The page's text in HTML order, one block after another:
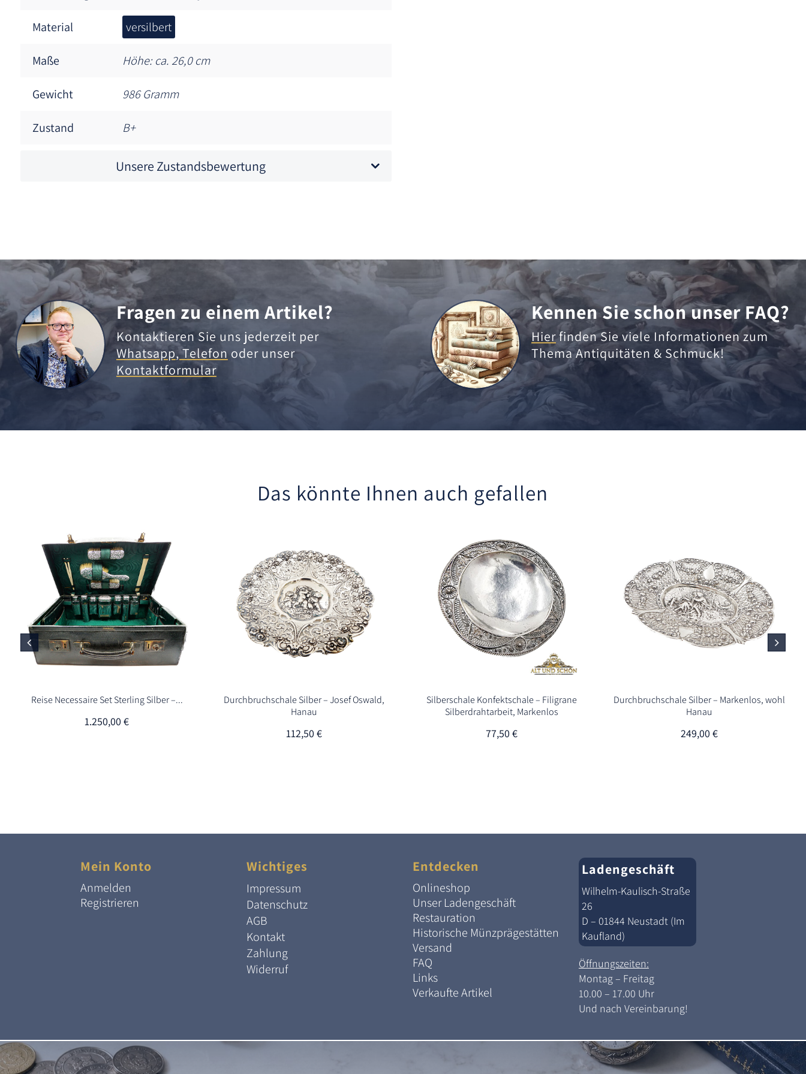
Material versilbert
Maße Höhe: ca. 26,0 cm
Gewicht 986 Gramm
Zustand B+
Unsere Zustandsbewertung
Fragen zu einem Artikel?
Kontaktieren Sie uns jederzeit per
Whatsapp,Telefonoder unser
Kontaktformular
Kennen Sie schon unser FAQ?
Hierfinden Sie viele Informationen zum
Thema Antiquitäten & Schmuck!
Das könnte Ihnen auch gefallen
Reise Necessaire Set Sterling Silber –...
1.250,00€
Durchbruchschale Silber – Josef Oswald,
Hanau
112,50€
Silberschale Konfektschale – Filigrane
Silberdrahtarbeit, Markenlos
77,50€
Durchbruchschale Silber – Markenlos, wohl
Hanau
249,00 €
Mein Konto
Anmelden
Registrieren
Wichtiges
Impressum
Datenschutz
AGB
Kontakt
Zahlung
Widerruf
Entdecken
Onlineshop
Unser Ladengeschäft
Restauration
Historische Münzprägestätten
Versand
FAQ
Links
Verkaufte Artikel
Ladengeschäft
Wilhelm-Kaulisch-Straße
26
D – 01844 Neustadt (Im
Kaufland)
Öffnungszeiten:
Montag – Freitag
10.00 – 17.00 Uhr
Und nach Vereinbarung!